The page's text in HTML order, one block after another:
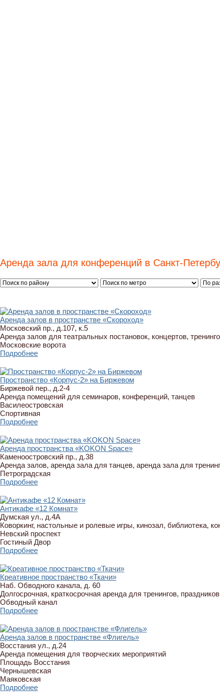
Аренда зала для конференций в Санкт-
Аренда залов в пространстве «Скороход»
Московский пр., д.107, к.5
Аренда залов для театральных постановок, концертов,
Московские ворота
Подробнее
Пространство «Корпус-2» на Биржевом
Биржевой пер., д.2-4
Аренда помещений для семинаров, конференций, танцев
Василеостровская
Спортивная
Подробнее
Аренда пространства «KOKON Space»
Каменоостровский пр., д.38
Аренда залов, аренда зала для танцев, аренда зала для
Петроградская
Подробнее
Антикафе «12 Комнат»
Думская ул., д.4А
Коворкинг, настольные и ролевые игры, кинозал, библиотека,
Невский проспект
Гостиный Двор
Подробнее
Креативное пространство «Ткачи»
Наб. Обводного канала, д. 60
Долгосрочная, краткосрочная аренда для тренингов,
Обводный канал
Подробнее
Аренда залов в пространстве «Флигель»
Восстания ул., д.24
Аренда помещения для творческих мероприятий
Площадь Восстания
Чернышевская
Маяковская
Подробнее